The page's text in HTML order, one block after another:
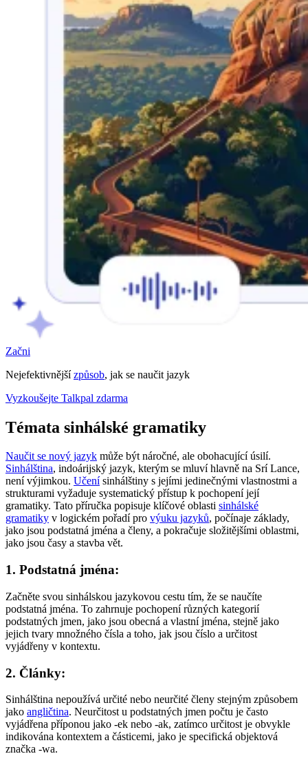
Začni
Nejefektivnějšízpůsob, jak se naučit jazyk
Vyzkoušejte Talkpal zdarma
Témata sinhálské gramatiky
Naučit se nový jazyk může být náročné, ale obohacující úsilí.
Sinhálština, indoárijský jazyk, kterým se mluví hlavně na Srí Lance,
není výjimkou. Učenísinhálštiny s jejími jedinečnými vlastnostmi a
strukturami vyžaduje systematický přístup k pochopení její
gramatiky. Tato příručka popisuje klíčové oblasti sinhálské
gramatiky v logickém pořadí pro výuku jazyků, počínaje základy,
jako jsou podstatná jména a členy, a pokračuje složitějšími oblastmi,
jako jsou časy a stavba vět.
1. Podstatná jména:
Začněte svou sinhálskou jazykovou cestu tím, že se naučíte
podstatná jména. To zahrnuje pochopení různých kategorií
podstatných jmen, jako jsou obecná a vlastní jména, stejně jako
jejich tvary množného čísla a toho, jak jsou číslo a určitost
vyjádřeny v kontextu.
2. Články:
Sinhálština nepoužívá určité nebo neurčité členy stejným způsobem
jako angličtina. Neurčitost u podstatných jmen počtu je často
vyjádřena příponou jako -ek nebo -ak, zatímco určitost je obvykle
indikována kontextem a částicemi, jako je specifická objektová
značka -wa.